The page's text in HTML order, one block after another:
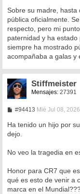
Sobre su madre,
pública oficialmente.
respecto, pero mi
paternidad y ha
siempre ha mostrado
acompañaba a galas y
Stiffmeister
Mensajes: 27391
#94413M
n
e
Mié Jul 08,
Ha tenido un hijo por
dejo.
No veo la tragedia en
Honor para CR7 que
qué es esto de venir a
marca en el